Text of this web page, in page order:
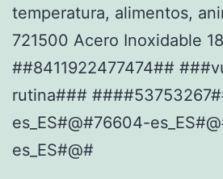
temperatura, alimentos,
721500 Acero Inoxidable
##8411922477474##
rutina###
es_ES#@#76604-
es_ES#@#